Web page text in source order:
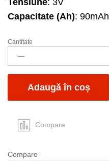
Tensiune: 3V
Capacitate (Ah): 90mAh
Bat.Ren.CR2016
blister
quantity
Cantitate
Adaugă în coș
Compare
Compare